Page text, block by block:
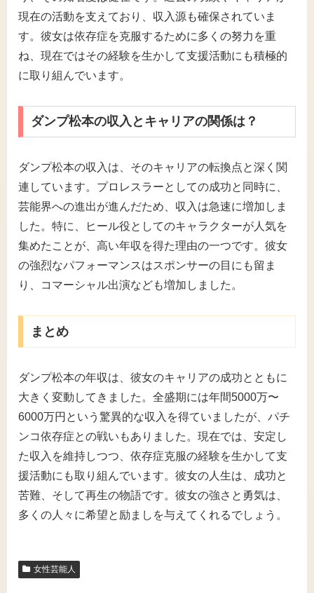
現在の活動を支えており、収入源も確保されていま
す。彼女は依存症を克服するために多くの努力を重
ね、現在ではその経験を生かして支援活動にも積極的
に取り組んでいます。
ダンプ松本の収入とキャリアの関係は？
ダンプ松本の収入は、そのキャリアの転換点と深く関
連しています。プロレスラーとしての成功と同時に、
芸能界への進出が進んだため、収入は急速に増加しま
した。特に、ヒール役としてのキャラクターが人気を
集めたことが、高い年収を得た理由の一つです。彼女
の強烈なパフォーマンスはスポンサーの目にも留ま
り、コマーシャル出演なども増加しました。
まとめ
ダンプ松本の年収は、彼女のキャリアの成功とともに
大きく変動してきました。全盛期には年間5000万〜
6000万円という驚異的な収入を得ていましたが、パチ
ンコ依存症との戦いもありました。現在では、安定し
た収入を維持しつつ、依存症克服の経験を生かして支
援活動にも取り組んでいます。彼女の人生は、成功と
苦難、そして再生の物語です。彼女の強さと勇気は、
多くの人々に希望と励ましを与えてくれるでしょう。
女性芸能人